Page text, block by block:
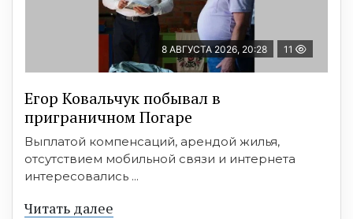
8 АВГУСТА 2026, 20:28 11
Егор Ковальчук побывал в
приграничном Погаре
Выплатой компенсаций, арендой жилья,
отсутствием мобильной связи и интернета
интересовались ...
Читать далее